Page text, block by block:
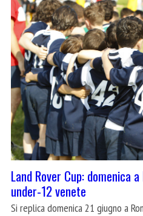
Land Rover Cup: domenica
under-12 venete
Si replica domenica 21 giugno a